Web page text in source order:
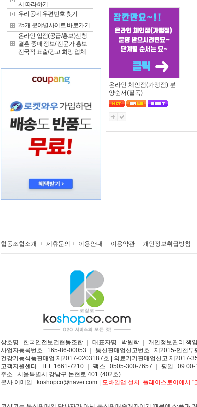
서 따라하기
우리동네 우편번호 찾기
25개 분야별사이트 바로가기
온라인 입점(공급/홍보)신청
결혼 중매 정보/ 전문가 홍보
전국적 표출/광고 희망 업체
온라인 체인점(가맹점) 분
양순서(필독)
협동조합소개 제휴문의 이용안내 이용약관 개인정보취급방침
상호명 : 한국안전보건협동조합 ｜ 대표자명 : 박원학 ｜ 개인정보관리 책
사업자등록번호 : 165-86-00053 ｜ 통신판매업신고번호 : 제2015-인천부
건강기능식품판매업 제2017-0203187호 | 의료기기판매업신고 제2017-
고객지원센터 : TEL 1661-7210 ｜ 팩스 : 0505-300-7657 ｜ 평일 :
주소 : 서울특별시 강남구 논현로 401 (402호)​
본사 이메일 : koshopco@naver.com | 모바일앱 설치: 플레이스토어에서